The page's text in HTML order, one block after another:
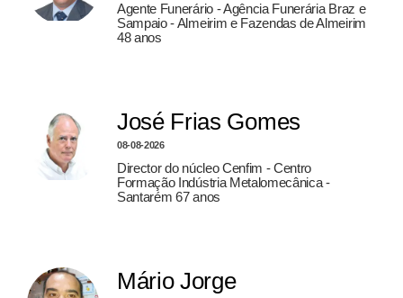
Agente Funerário - Agência Funerária Braz e
Sampaio - Almeirim e Fazendas de Almeirim
48 anos
José Frias Gomes
08-08-2026
Director do núcleo Cenfim - Centro
Formação Indústria Metalomecânica -
Santarém 67 anos
Mário Jorge